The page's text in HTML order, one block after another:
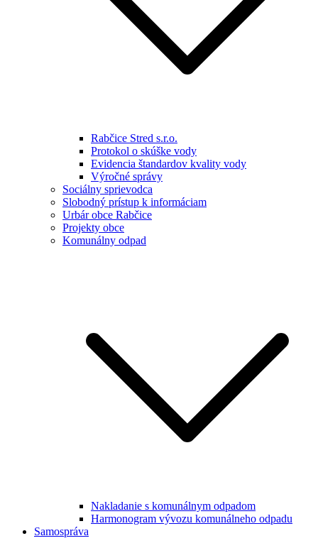
Rabčice Stred s.r.o.
Protokol o skúške vody
Evidencia štandardov kvality vody
Výročné správy
Sociálny sprievodca
Slobodný prístup k informáciam
Urbár obce Rabčice
Projekty obce
Komunálny odpad
Nakladanie s komunálnym odpadom
Harmonogram vývozu komunálneho odpadu
Samospráva